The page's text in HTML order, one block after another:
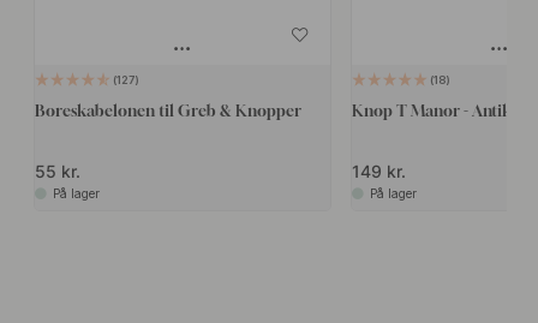
127
Boreskabelonen til Greb & Knopper
55 kr.
På lager
18
Knop T Manor - Antik
149 kr.
På lager